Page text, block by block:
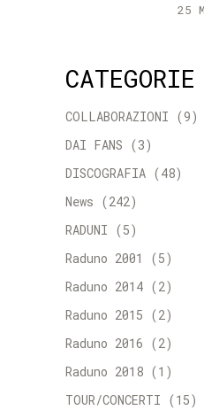
25
CATEGORIE
COLLABORAZIONI (9)
DAI FANS (3)
DISCOGRAFIA (48)
News (242)
RADUNI (5)
Raduno 2001
(5)
Raduno 2014 (2)
Raduno 2015 (2)
Raduno 2016 (2)
Raduno 2018 (1)
TOUR/CONCERTI (15)